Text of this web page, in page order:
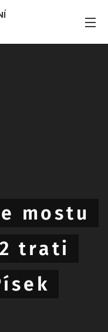
mostu
trati